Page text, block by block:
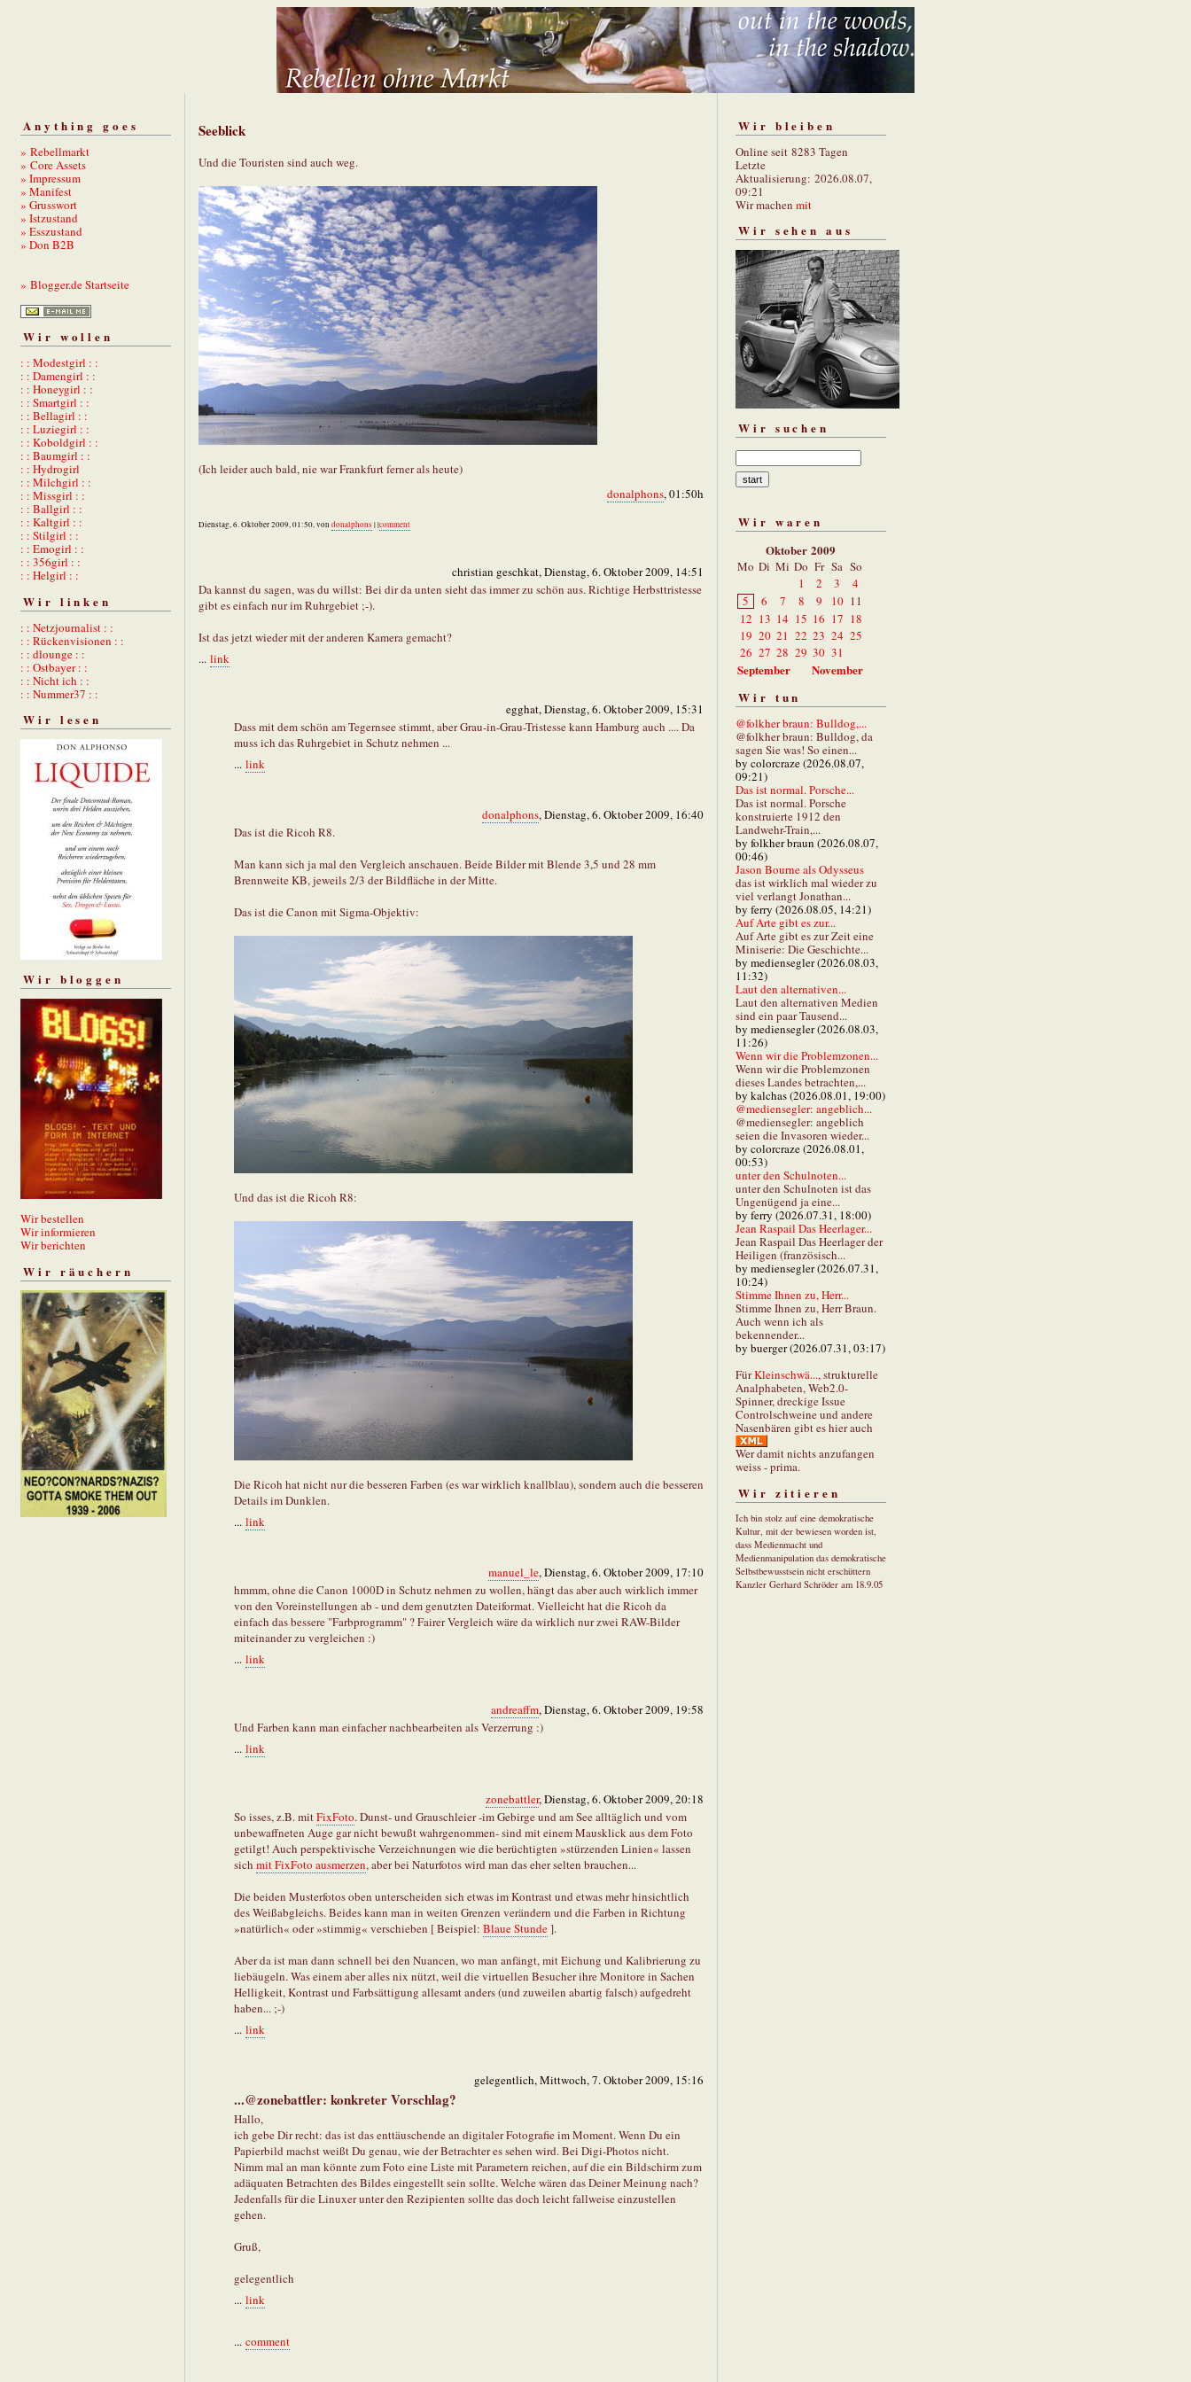
Anything goes
» Rebellmarkt
» Core Assets
» Impressum
» Manifest
» Grusswort
» Istzustand
» Esszustand
» Don B2B
» Blogger.de Startseite
Wir wollen
: : Modestgirl : :
: : Damengirl : :
: : Honeygirl : :
: : Smartgirl : :
: : Bellagirl : :
: : Luziegirl : :
: : Koboldgirl : :
: : Baumgirl : :
: : Hydrogirl
: : Milchgirl : :
: : Missgirl : :
: : Ballgirl : :
: : Kaltgirl : :
: : Stilgirl : :
: : Emogirl : :
: : 356girl : :
: : Helgirl : :
Wir linken
: : Netzjournalist : :
: : Rückenvisionen : :
: : dlounge : :
: : Ostbayer : :
: : Nicht ich : :
: : Nummer37 : :
Wir lesen
Wir bloggen
Wir bestellen
Wir informieren
Wir berichten
Wir räuchern
Seeblick
Und die Touristen sind auch weg.
(Ich leider auch bald, nie war Frankfurt ferner als heute)
donalphons, 01:50h
Dienstag, 6. Oktober 2009, 01:50, von donalphons | |comment
christian geschkat, Dienstag, 6. Oktober 2009, 14:51
Da kannst du sagen, was du willst: Bei dir da unten sieht das immer zu schön aus. Richtige Herbsttristesse
gibt es einfach nur im Ruhrgebiet ;-).
Ist das jetzt wieder mit der anderen Kamera gemacht?
... link
egghat, Dienstag, 6. Oktober 2009, 15:31
Dass mit dem schön am Tegernsee stimmt, aber Grau-in-Grau-Tristesse kann Hamburg auch .... Da
muss ich das Ruhrgebiet in Schutz nehmen ...
... link
donalphons, Dienstag, 6. Oktober 2009, 16:40
Das ist die Ricoh R8.
Man kann sich ja mal den Vergleich anschauen. Beide Bilder mit Blende 3,5 und 28 mm
Brennweite KB, jeweils 2/3 der Bildfläche in der Mitte.
Das ist die Canon mit Sigma-Objektiv:
Und das ist die Ricoh R8:
Die Ricoh hat nicht nur die besseren Farben (es war wirklich knallblau), sondern auch die besseren
Details im Dunklen.
... link
manuel_le, Dienstag, 6. Oktober 2009, 17:10
hmmm, ohne die Canon 1000D in Schutz nehmen zu wollen, hängt das aber auch wirklich immer
von den Voreinstellungen ab - und dem genutzten Dateiformat. Vielleicht hat die Ricoh da
einfach das bessere "Farbprogramm" ? Fairer Vergleich wäre da wirklich nur zwei RAW-Bilder
miteinander zu vergleichen :)
... link
andreaffm, Dienstag, 6. Oktober 2009, 19:58
Und Farben kann man einfacher nachbearbeiten als Verzerrung :)
... link
zonebattler, Dienstag, 6. Oktober 2009, 20:18
So isses, z.B. mitFixFoto. Dunst- und Grauschleier -im Gebirge und am See alltäglich und vom
unbewaffneten Auge gar nicht bewußt wahrgenommen- sind mit einem Mausklick aus dem Foto
getilgt! Auch perspektivische Verzeichnungen wie die berüchtigten »stürzenden Linien« lassen
sich mit FixFoto ausmerzen, aber bei Naturfotos wird man das eher selten brauchen...
Die beiden Musterfotos oben unterscheiden sich etwas im Kontrast und etwas mehr hinsichtlich
des Weißabgleichs. Beides kann man in weiten Grenzen verändern und die Farben in Richtung
»natürlich« oder »stimmig« verschieben [ Beispiel: Blaue Stunde].
Aber da ist man dann schnell bei den Nuancen, wo man anfängt, mit Eichung und Kalibrierung zu
liebäugeln. Was einem aber alles nix nützt, weil die virtuellen Besucher ihre Monitore in Sachen
Helligkeit, Kontrast und Farbsättigung allesamt anders (und zuweilen abartig falsch) aufgedreht
haben... ;-)
... link
gelegentlich, Mittwoch, 7. Oktober 2009, 15:16
...@zonebattler: konkreter Vorschlag?
Hallo,
ich gebe Dir recht: das ist das enttäuschende an digitaler Fotografie im Moment. Wenn Du ein
Papierbild machst weißt Du genau, wie der Betrachter es sehen wird. Bei Digi-Photos nicht.
Nimm mal an man könnte zum Foto eine Liste mit Parametern reichen, auf die ein Bildschirm zum
adäquaten Betrachten des Bildes eingestellt sein sollte. Welche wären das Deiner Meinung nach?
Jedenfalls für die Linuxer unter den Rezipienten sollte das doch leicht fallweise einzustellen
gehen.
Gruß,
gelegentlich
... link
... comment
Wir bleiben
Online seit 8283 Tagen
Letzte
Aktualisierung: 2026.08.07,
09:21
Wir machen mit
Wir sehen aus
Wir suchen
Wir waren
Oktober 2009
Mo Di Mi Do Fr Sa So
1
2 3
4
5
6 7 8 9 10 11
12 13 14 15 16 17 18
19 20 21 22 23 24 25
26 27 28 29 30 31
September
November
Wir tun
@folkher braun: Bulldog,...
@folkher braun: Bulldog, da
sagen Sie was! So einen...
by colorcraze (2026.08.07,
09:21)
Das ist normal. Porsche...
Das ist normal. Porsche
konstruierte 1912 den
Landwehr-Train,...
by folkher braun (2026.08.07,
00:46)
Jason Bourne als Odysseus
das ist wirklich mal wieder zu
viel verlangt Jonathan...
by ferry (2026.08.05, 14:21)
Auf Arte gibt es zur...
Auf Arte gibt es zur Zeit eine
Miniserie: Die Geschichte...
by mediensegler (2026.08.03,
11:32)
Laut den alternativen...
Laut den alternativen Medien
sind ein paar Tausend...
by mediensegler (2026.08.03,
11:26)
Wenn wir die Problemzonen...
Wenn wir die Problemzonen
dieses Landes betrachten,...
by kalchas (2026.08.01, 19:00)
@mediensegler: angeblich...
@mediensegler: angeblich
seien die Invasoren wieder...
by colorcraze (2026.08.01,
00:53)
unter den Schulnoten...
unter den Schulnoten ist das
Ungenügend ja eine...
by ferry (2026.07.31, 18:00)
Jean Raspail Das Heerlager...
Jean Raspail Das Heerlager der
Heiligen (französisch...
by mediensegler (2026.07.31,
10:24)
Stimme Ihnen zu, Herr...
Stimme Ihnen zu, Herr Braun.
Auch wenn ich als
bekennender...
by buerger (2026.07.31, 03:17)
FürKleinschwä..., strukturelle
Analphabeten, Web2.0-
Spinner, dreckige Issue
Controlschweine und andere
Nasenbären gibt es hier auch
Wer damit nichts anzufangen
weiss - prima.
Wir zitieren
Ich bin stolz auf eine demokratische
Kultur, mit der bewiesen worden ist,
dass Medienmacht und
Medienmanipulation das demokratische
Selbstbewusstsein nicht erschüttern
Kanzler Gerhard Schröder am 18.9.05